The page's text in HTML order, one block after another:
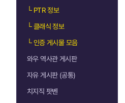
└PTR 정보
└클래식 정보
└인증 게시물 모음
와우 역사관 게시판
자유 게시판 (공통)
치지직 팟벤